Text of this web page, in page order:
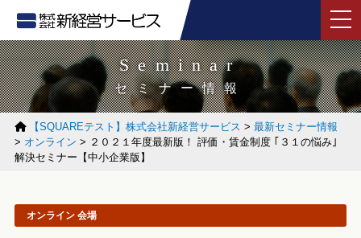
Seminar
セミナー情報
【SQUAREテスト】株式会社新経営サービス > 最新セミナー情報
> オンライン > ２０２１年度最新版！ 評価・賃金制度 ｢３１の悩み｣
解決セミナー【中小企業版】
オンライン 会場